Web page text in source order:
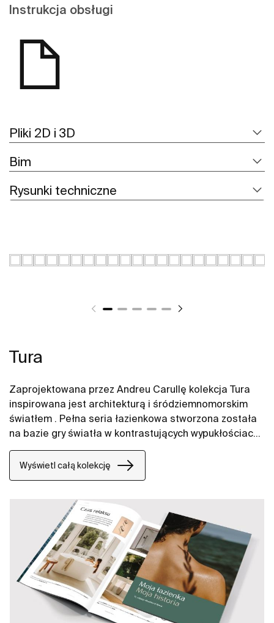
Instrukcja obsługi
Pliki 2D i 3D
Bim
Rysunki techniczne
Tura
Zaprojektowana przez Andreu Carullę kolekcja Tura
inspirowana jest architekturą i śródziemnomorskim
światłem . Pełna seria łazienkowa stworzona została
na bazie gry światła w kontrastujących wypukłościach
i zagłębieniach. Nawiązuje do tradycji barcelońskich
architektów. Innowacyjność i zrównoważony rozwój
można odnaleźć na wielu płaszczyznach począwszy
pochodzących z recyklingu i opakowań wolnych od
Wyświetl całą kolekcję